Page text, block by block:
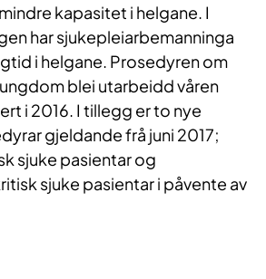
kapasitet i helgane. I
har sjukepleiarbemanninga
i helgane. Prosedyren om
blei utarbeidd våren
i 2016. I tillegg er to nye
gjeldande frå juni 2017;
sjuke pasientar og
sjuke pasientar i påvente av